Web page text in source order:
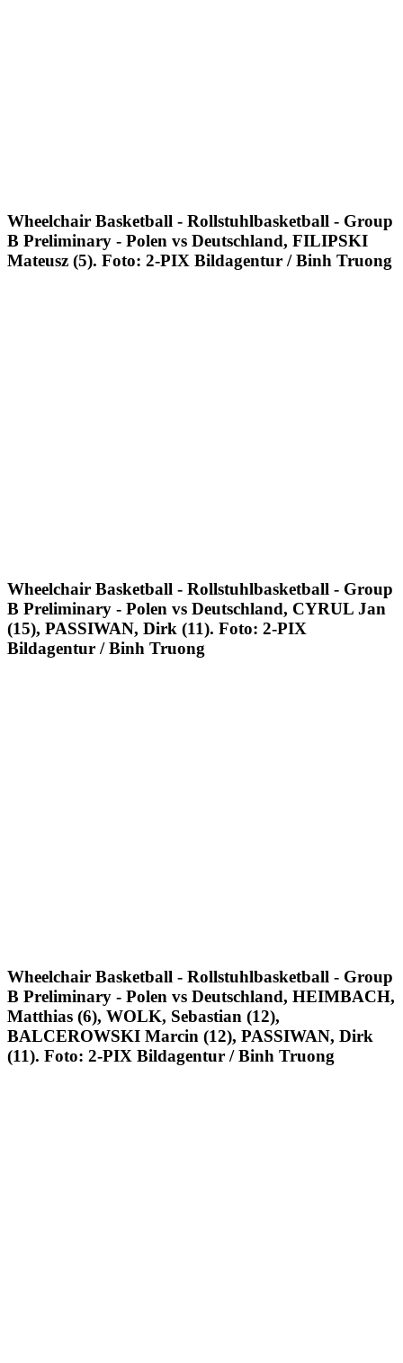
Wheelchair Basketball - Rollstuhlbasketball - Group
B Preliminary - Polen vs Deutschland, FILIPSKI
Mateusz (5). Foto: 2-PIX Bildagentur / Binh Truong
Wheelchair Basketball - Rollstuhlbasketball - Group
B Preliminary - Polen vs Deutschland, CYRUL Jan
(15), PASSIWAN, Dirk (11). Foto: 2-PIX
Bildagentur / Binh Truong
Wheelchair Basketball - Rollstuhlbasketball - Group
B Preliminary - Polen vs Deutschland, HEIMBACH,
Matthias (6), WOLK, Sebastian (12),
BALCEROWSKI Marcin (12), PASSIWAN, Dirk
(11). Foto: 2-PIX Bildagentur / Binh Truong